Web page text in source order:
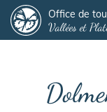
Office de
Vallées et
Panneau de gestion